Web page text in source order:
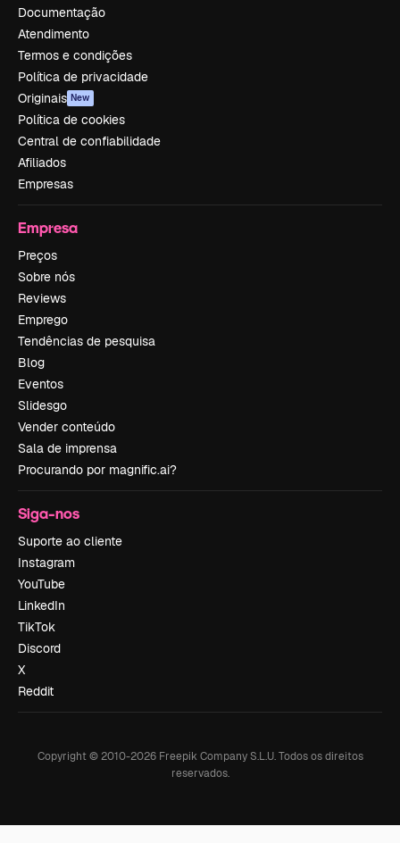
Documentação
Atendimento
Termos e condições
Política de privacidade
Originais New
Política de cookies
Central de confiabilidade
Afiliados
Empresas
Empresa
Preços
Sobre nós
Reviews
Emprego
Tendências de pesquisa
Blog
Eventos
Slidesgo
Vender conteúdo
Sala de imprensa
Procurando por magnific.ai?
Siga-nos
Suporte ao cliente
Instagram
YouTube
LinkedIn
TikTok
Discord
X
Reddit
Copyright © 2010-2026Freepik Company S.L.U. Todos os direitos
reservados.